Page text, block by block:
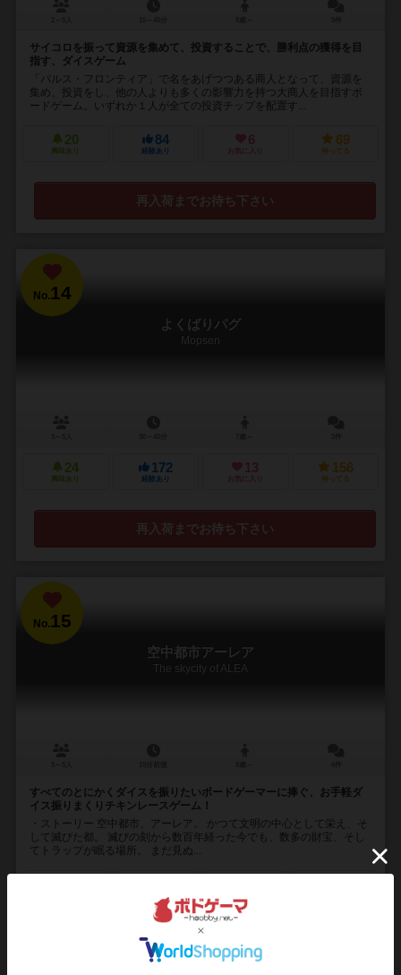
サイコロを振って資源を集めて、投資することで、勝利点の獲得を目
指す、ダイスゲーム
「バルス・フロンティア」で名をあげつつある商人となって、資源を
集め、投資をし、他の人よりも多くの影響力を持つ大商人を目指すボ
ードゲーム。いずれか１人が全ての投資チップを配置す...
20
興味あり
84
経験あり
6
お気に入り
69
持ってる
再入荷までお待ち下さい
No.14
よくばりパグ
Mopsen
24
興味あり
172
経験あり
13
お気に入り
156
持ってる
再入荷までお待ち下さい
No.15
空中都市アーレア
The skycity of ALEA
すべてのとにかくダイスを振りたいボードゲーマーに捧ぐ、お手軽ダ
イス振りまくりチキンレースゲーム！
・ストーリー 空中都市、アーレア。 かつて文明の中心として栄え、そ
して滅びた都。 滅びの刻から数百年経った今でも、数多の財宝、そし
てトラップが眠る場所。 まだ見ぬ...
経験あり
再入荷までお待ち下さい